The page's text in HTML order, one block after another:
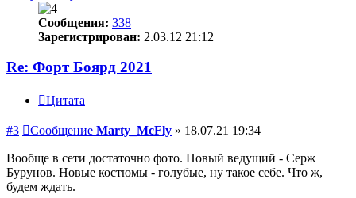
Сообщения: 338
Зарегистрирован: 2.03.12 21:12
Re: Форт Боярд 2021
Цитата
#3 Сообщение Marty_McFly » 18.07.21 19:34
Вообще в сети достаточно фото. Новый ведущий - Серж
Бурунов. Новые костюмы - голубые, ну такое себе. Что ж,
будем ждать.